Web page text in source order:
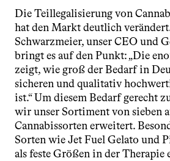
Die Teillegalisierung von
hat den Markt deutlich
Schwarzmeier, unser CEO und
bringt es auf den Punkt: „Die
zeigt, wie groß der Bedarf in
sicheren und qualitativ
ist.“ Um diesem Bedarf gerecht
wir unser Sortiment von sieben
Cannabissorten erweitert.
Sorten wie Jet Fuel Gelato und
als feste Größen in der Therapie